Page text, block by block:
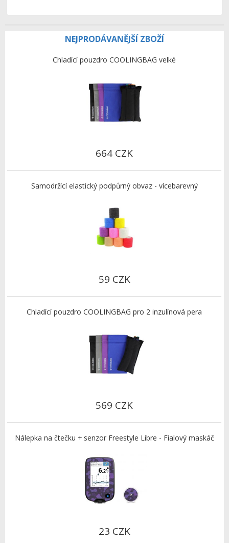
NEJPRODÁVANĚJŠÍ ZBOŽÍ
Chladící pouzdro COOLINGBAG velké
664 CZK
Samodržící elastický podpůrný obvaz - vícebarevný
59 CZK
Chladící pouzdro COOLINGBAG pro 2 inzulínová pera
569 CZK
Nálepka na čtečku + senzor Freestyle Libre - Fialový maskáč
23 CZK